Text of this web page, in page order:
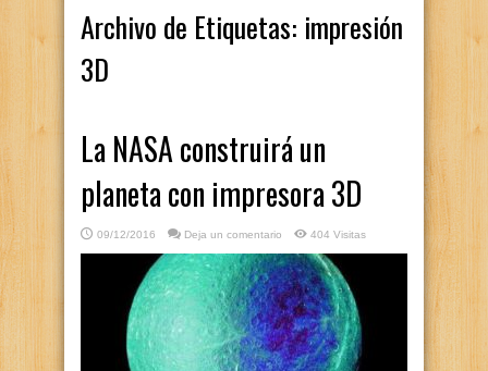
Archivo de Etiquetas: impresión
3D
La NASA construirá un
planeta con impresora 3D
09/12/2016 Deja un comentario 404 Visitas